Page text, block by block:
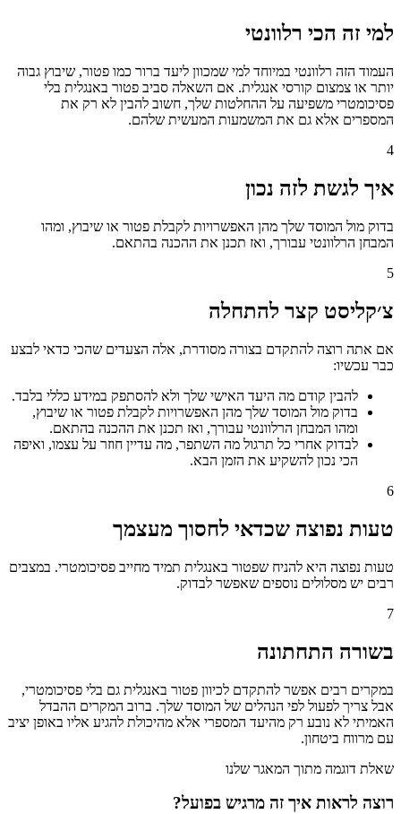
למי זה הכי רלוונטי
העמוד הזה רלוונטי במיוחד למי שמכוון ליעד ברור כמו פטור, שיבוץ גבוה
יותר או צמצום קורסי אנגלית. אם השאלה סביב פטור באנגלית בלי
פסיכומטרי משפיעה על ההחלטות שלך, חשוב להבין לא רק את
המספרים אלא גם את המשמעות המעשית שלהם.
4
איך לגשת לזה נכון
בדוק מול המוסד שלך מהן האפשרויות לקבלת פטור או שיבוץ, ומהו
המבחן הרלוונטי עבורך, ואז תכנן את ההכנה בהתאם.
5
צ׳קליסט קצר להתחלה
אם אתה רוצה להתקדם בצורה מסודרת, אלה הצעדים שהכי כדאי לבצע
כבר עכשיו:
להבין קודם מה היעד האישי שלך ולא להסתפק במידע כללי בלבד.
בדוק מול המוסד שלך מהן האפשרויות לקבלת פטור או שיבוץ,
ומהו המבחן הרלוונטי עבורך, ואז תכנן את ההכנה בהתאם.
לבדוק אחרי כל תרגול מה השתפר, מה עדיין חוזר על עצמו, ואיפה
הכי נכון להשקיע את הזמן הבא.
6
טעות נפוצה שכדאי לחסוך מעצמך
טעות נפוצה היא להניח שפטור באנגלית תמיד מחייב פסיכומטרי. במצבים
רבים יש מסלולים נוספים שאפשר לבדוק.
7
בשורה התחתונה
במקרים רבים אפשר להתקדם לכיוון פטור באנגלית גם בלי פסיכומטרי,
אבל צריך לפעול לפי הנהלים של המוסד שלך. ברוב המקרים ההבדל
האמיתי לא נובע רק מהיעד המספרי אלא מהיכולת להגיע אליו באופן יציב
עם מרווח ביטחון.
שאלת דוגמה מתוך המאגר שלנו
רוצה לראות איך זה מרגיש בפועל?